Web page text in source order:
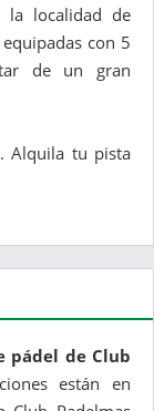
la localidad de
con 5
de un gran
Alquila tu pista
pádel de Club
están en